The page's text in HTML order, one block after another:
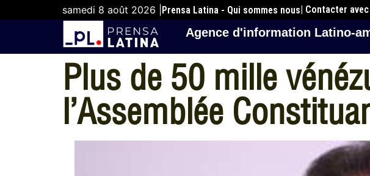
samedi 8 août 2026 | Prensa Latina - Qui sommes nous| Contacter
Agence d'information Latino-
Plus de 50 mille
l’Assemblée